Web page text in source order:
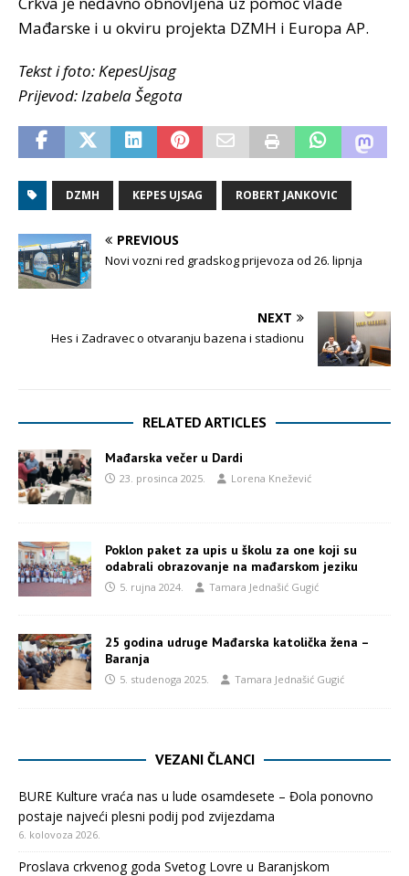
Mađarske i u okviru projekta DZMH i Europa AP.
Tekst i foto: KepesUjsag
Prijevod: Izabela Šegota
DZMH KEPES UJSAG ROBERT JANKOVIC
PREVIOUS
Novi vozni red gradskog prijevoza od 26. lipnja
NEXT
Hes i Zadravec o otvaranju bazena i stadionu
RELATED ARTICLES
Mađarska večer u Dardi
23. prosinca 2025. Lorena Knežević
Poklon paket za upis u školu za one koji su
odabrali obrazovanje na mađarskom jeziku
5. rujna 2024. Tamara Jednašić Gugić
25 godina udruge Mađarska katolička žena –
Baranja
5. studenoga 2025. Tamara Jednašić Gugić
VEZANI ČLANCI
BURE Kulture vraća nas u lude osamdesete – Đola ponovno
postaje najveći plesni podij pod zvijezdama
6. kolovoza 2026.
Proslava crkvenog goda Svetog Lovre u Baranjskom